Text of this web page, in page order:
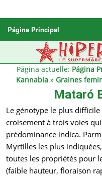
Página Principal
Graines de cannabis
Autres produits
Página actuelle: Página
Kannabia» Graines
Mataró
Le génotype le plus
croisement à trois voies
prédominance indica.
Myrtilles les plus
toutes les propriétés pour
(faible hauteur, floraison